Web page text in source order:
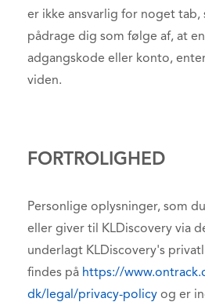
er ikke ansvarlig for noget tab,
pådrage dig som følge af, at
adgangskode eller konto,
viden.
FORTROLIGHED
Personlige oplysninger, som
eller giver til KLDiscovery via
underlagt KLDiscovery's
findes på https://
dk/legal/privacy-policy og er